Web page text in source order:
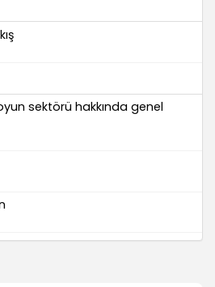
sektörü hakkında genel